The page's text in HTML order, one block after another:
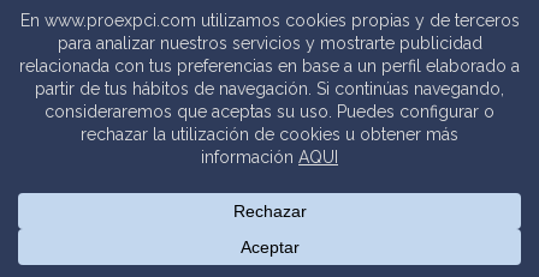
© 2020 PROEXPCI. PROTECCIÓN CONTRA INCENDIOS SL
Thebits_Creative Studio |Política de privacidad.